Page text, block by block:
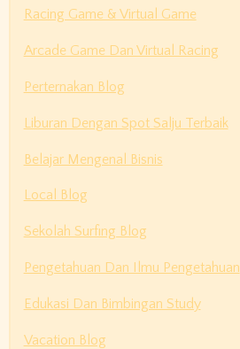
Racing Game & Virtual Game
Arcade Game Dan Virtual Racing
Perternakan Blog
Liburan Dengan Spot Salju Terbaik
Belajar Mengenal Bisnis
Local Blog
Sekolah Surfing Blog
Pengetahuan Dan Ilmu Pengetahuan
Edukasi Dan Bimbingan Study
Vacation Blog